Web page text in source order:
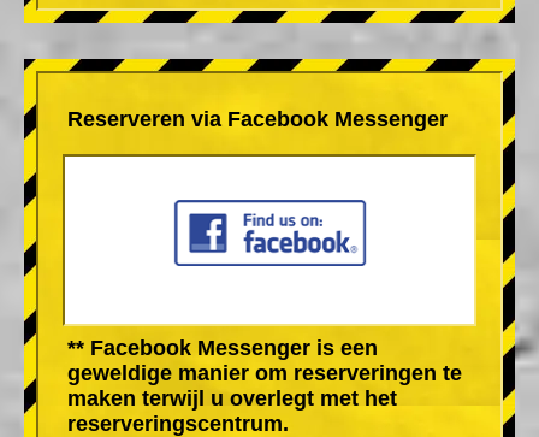
Reserveren via Facebook Messenger
** Facebook Messenger is een
geweldige manier om reserveringen te
maken terwijl u overlegt met het
reserveringscentrum.